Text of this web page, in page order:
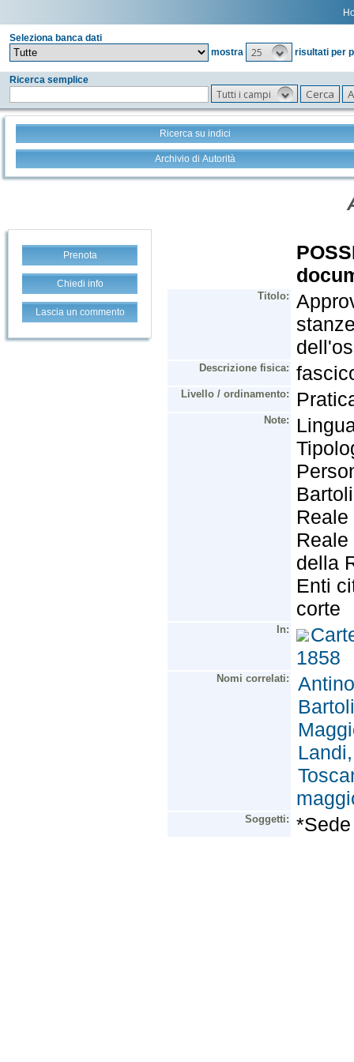
Seleziona banca dati
mostra
25 risultati per
Ricerca semplice
Tutti i campi
Ricerca su indici
Archivio di Autorità
Prenota
Chiedi info
Lascia un commento